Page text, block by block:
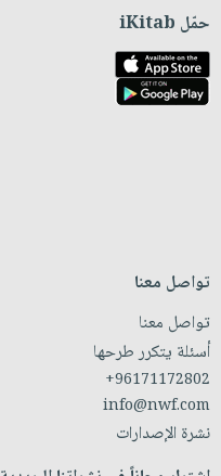
حمّل iKitab
تواصل معنا
تواصل معنا
أسئلة يتكرر طرحها
+96171172802
info@nwf.com
نشرة الإصدارات